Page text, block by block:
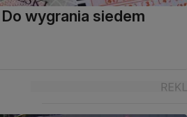
wygrania siedem